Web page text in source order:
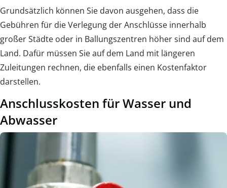
Grundsätzlich können Sie davon ausgehen, dass die
Gebühren für die Verlegung der Anschlüsse innerhalb
großer Städte oder in Ballungszentren höher sind auf dem
Land. Dafür müssen Sie auf dem Land mit längeren
Zuleitungen rechnen, die ebenfalls einen Kostenfaktor
darstellen.
Anschlusskosten für Wasser und
Abwasser